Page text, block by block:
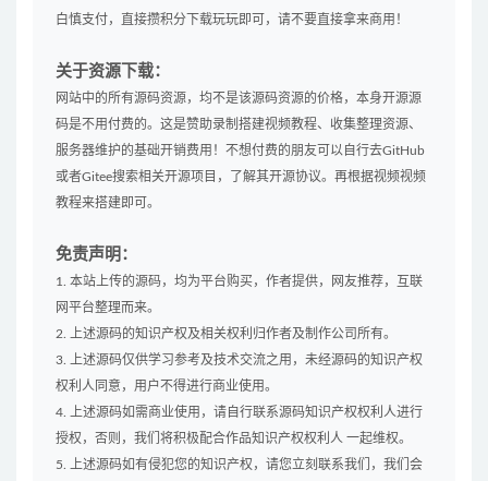
白慎支付，直接攒积分下载玩玩即可，请不要直接拿来商用！
关于资源下载：
网站中的所有源码资源，均不是该源码资源的价格，本身开源源
码是不用付费的。这是赞助录制搭建视频教程、收集整理资源、
服务器维护的基础开销费用！不想付费的朋友可以自行去GitHub
或者Gitee搜索相关开源项目，了解其开源协议。再根据视频视频
教程来搭建即可。
免责声明：
1. 本站上传的源码，均为平台购买，作者提供，网友推荐，互联
网平台整理而来。
2. 上述源码的知识产权及相关权利归作者及制作公司所有。
3. 上述源码仅供学习参考及技术交流之用，未经源码的知识产权
权利人同意，用户不得进行商业使用。
4. 上述源码如需商业使用，请自行联系源码知识产权权利人进行
授权，否则，我们将积极配合作品知识产权权利人 一起维权。
5. 上述源码如有侵犯您的知识产权，请您立刻联系我们，我们会